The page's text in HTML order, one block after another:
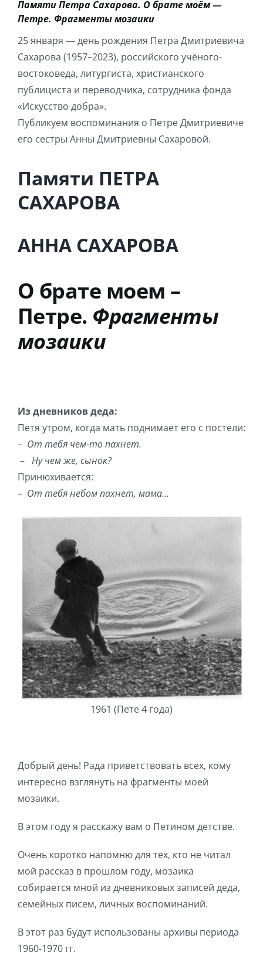
Игра на органе
Памяти Петра Сахарова. О брате моём —
Петре. Фрагменты мозаики
25 января — день рождения Петра Дмитриевича
Сахарова (1957–2023), российского учёного-
востоковеда, литургиста, христианского
публициста и переводчика, сотрудника фонда
«Искусство добра».
Публикуем воспоминания о Петре Дмитриевиче
его сестры Анны Дмитриевны Сахаровой.
Памяти ПЕТРА
САХАРОВА
АННА САХАРОВА
О брате моем –
Петре. Фрагменты
мозаики
Из дневников деда:
Петя утром, когда мать поднимает его с постели:
– От тебя чем-то пахнет.
– Ну чем же, сынок?
Принюхивается:
– От тебя небом пахнет, мама…
1961 (Пете 4 года)
Добрый день! Рада приветствовать всех, кому
интересно взглянуть на фрагменты моей
мозаики.
В этом году я расскажу вам о Петином детстве.
Очень коротко напомню для тех, кто не читал
мой рассказ в прошлом году, мозаика
собирается мной из дневниковых записей деда,
семейных писем, личных воспоминаний.
В этот раз будут использованы архивы периода
1960-1970 гг.